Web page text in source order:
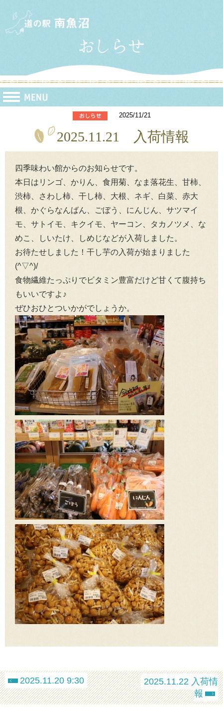
2025/11/21
2025.11.21 入荷情報
四季味わい館からのお知らせです。
本日はリンゴ、かりん、食用菊、なま落花生、甘柿、
渋柿、さわし柿、干し柿、大根、ネギ、白菜、赤大
根、かぐらなんばん、ごぼう、にんじん、サツマイ
モ、サトイモ、キクイモ、ヤーコン、タカノツメ、な
めこ、しいたけ、しめじなどが入荷しました。
お待たせしました！干し芋の入荷が始まりました
(^▽^)/
食物繊維たっぷりでビタミン豊富だけど甘くて腹持ち
もいいですよ♪
ぜひおひとついかがでしょうか。
2025.11.20 9:30
2025.11.22 入荷情
報